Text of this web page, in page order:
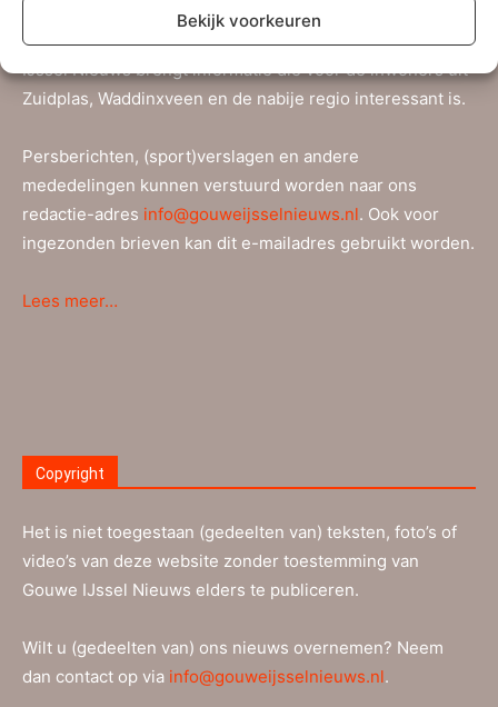
Bekijk voorkeuren
Waddinxveen aangevuld met nieuwe vrijwilligers. Ze
worden bijgestaan door verschillende tipgevers. Gouwe
IJssel Nieuws brengt informatie die voor de inwoners uit
Zuidplas, Waddinxveen en de nabije regio interessant is.
Persberichten, (sport)verslagen en andere
mededelingen kunnen verstuurd worden naar ons
redactie-adres info@gouweijsselnieuws.nl. Ook voor
ingezonden brieven kan dit e-mailadres gebruikt worden.
Lees meer…
Copyright
Het is niet toegestaan (gedeelten van) teksten, foto’s of
video’s van deze website zonder toestemming van
Gouwe IJssel Nieuws elders te publiceren.
Wilt u (gedeelten van) ons nieuws overnemen? Neem
dan contact op via info@gouweijsselnieuws.nl.